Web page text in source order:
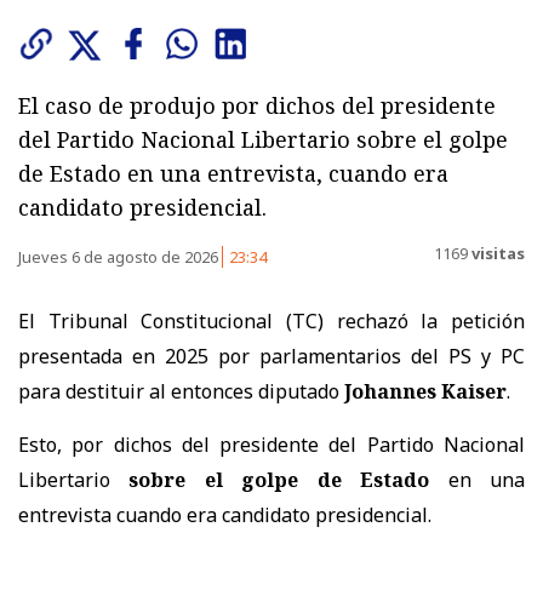
El caso de produjo por dichos del presidente
del Partido Nacional Libertario sobre el golpe
de Estado en una entrevista, cuando era
candidato presidencial.
Jueves 6 de agosto de 2026 23:34 1169visitas
El Tribunal Constitucional (TC) rechazó la petición
presentada en 2025 por parlamentarios del PS y PC
para destituir al entonces diputadoJohannes Kaiser.
Esto, por dichos del presidente del Partido Nacional
Libertario sobre el golpe de Estado en una
entrevista cuando era candidato presidencial.